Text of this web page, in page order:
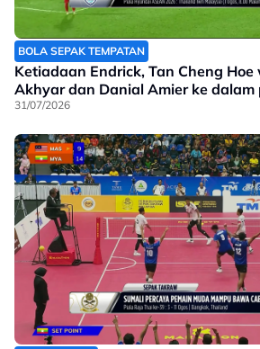
BOLA SEPAK TEMPATAN
Ketiadaan Endrick, Tan Cheng
Akhyar dan Danial Amier ke dalam
31/07/2026